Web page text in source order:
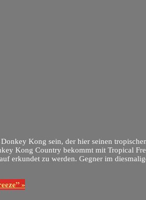
Kong sein, der hier seinen
Kong Country bekommt mit Tropical
erkundet zu werden. Gegner im
»